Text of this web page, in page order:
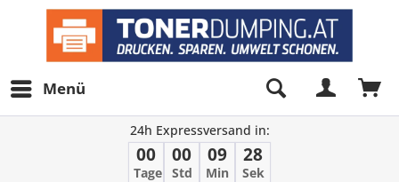
Menü
24h Expressversand in:
00
Tage
00
Std
09
Min
28
Sek